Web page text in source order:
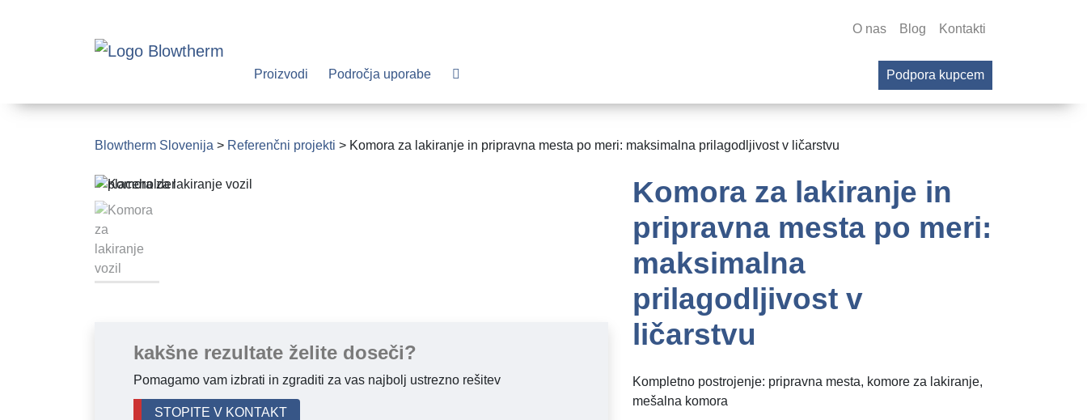
O nas Blog Kontakti
Proizvodi Področja uporabe Podpora kupcem
Blowtherm Slovenija > Referenčni projekti > Komora za lakiranje in pripravna mesta po meri: maksimalna prilagodljivost v ličarstvu
kakšne rezultate želite doseči?
Pomagamo vam izbrati in zgraditi za vas najbolj ustrezno rešitev
STOPITE V KONTAKT
Komora za lakiranje in
pripravna mesta po meri:
maksimalna
prilagodljivost v
ličarstvu
Kompletno postrojenje: pripravna mesta, komore za lakiranje,
mešalna komora